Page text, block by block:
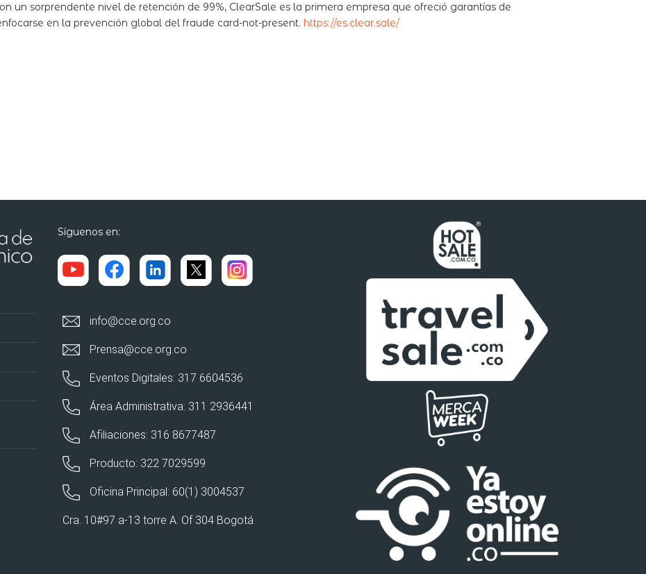
un sorprendente nivel de retención de 99%, ClearSale es la primera empresa que ofreció garantías de
en la prevención global del fraude card-not-present. https://es.clear.sale/
Síguenos en:
info@cce.org.co
Prensa@cce.org.co
Eventos Digitales: 317 6604536
Área Administrativa: 311 2936441
Afiliaciones: 316 8677487
Producto: 322 7029599
Oficina Principal: 60(1) 3004537
Cra. 10#97 a-13 torre A. Of 304 Bogotá